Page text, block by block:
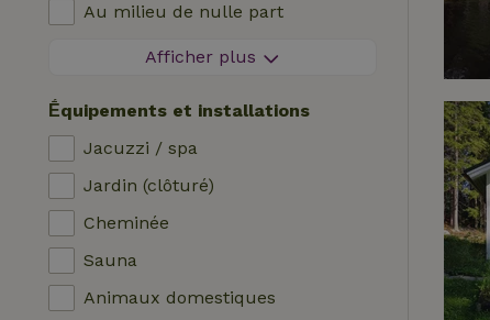
Au milieu de nulle part
Dans les champs
Dans les polders
En montagne
Maison isolée
Dans le verger
Pêche à proximité
Afficher plus
Ḗquipements et installations
Jacuzzi / spa
Jardin (clôturé)
Cheminée
Sauna
Animaux domestiques